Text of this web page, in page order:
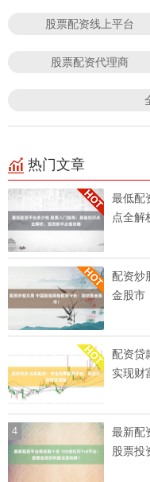
股票配资线上平台
股票配资代理商
热门文章
最低配
点全解
配资炒
金股市
配资贷
实现财
4
最新配
股票投